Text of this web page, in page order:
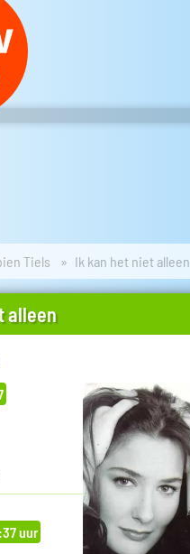
Tiels Ik kan het niet alleen
alleen
uur